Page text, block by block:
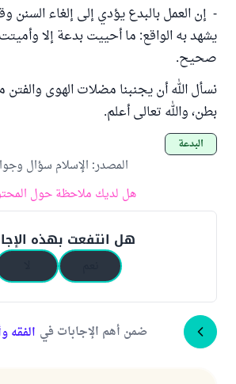
- إن العمل بالبدع يؤدي إلى إلغاء السنن
يشهد به الواقع: ما أحييت بدعة إلا
صحيح.
نسأل الله أن يجنبنا مضلات الهوى والفتن
بطن، والله تعالى أعلم.
البدعة
المصدر: الإسلام سؤال
هل لديك ملاحظة حول
هل انتفعت بهذه
ضمن أهم الإجابات في الفقه